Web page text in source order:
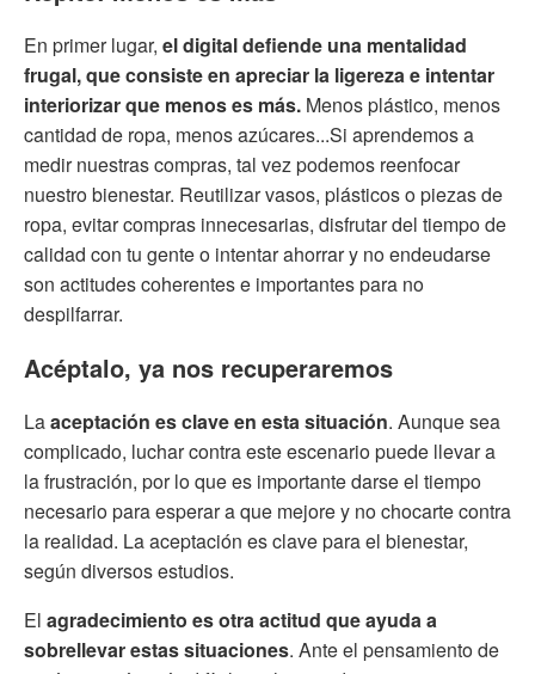
En primer lugar, el digital defiende una mentalidad
frugal, que consiste en apreciar la ligereza e intentar
interiorizar que menos es más. Menos plástico, menos
cantidad de ropa, menos azúcares...Si aprendemos a
medir nuestras compras, tal vez podemos reenfocar
nuestro bienestar. Reutilizar vasos, plásticos o piezas de
ropa, evitar compras innecesarias, disfrutar del tiempo de
calidad con tu gente o intentar ahorrar y no endeudarse
son actitudes coherentes e importantes para no
despilfarrar.
Acéptalo, ya nos recuperaremos
Laaceptación es clave en esta situación. Aunque sea
complicado, luchar contra este escenario puede llevar a
la frustración, por lo que es importante darse el tiempo
necesario para esperar a que mejore y no chocarte contra
la realidad. La aceptación es clave para el bienestar,
según diversos estudios.
El agradecimiento es otra actitud que ayuda a
sobrellevar estas situaciones. Ante el pensamiento de